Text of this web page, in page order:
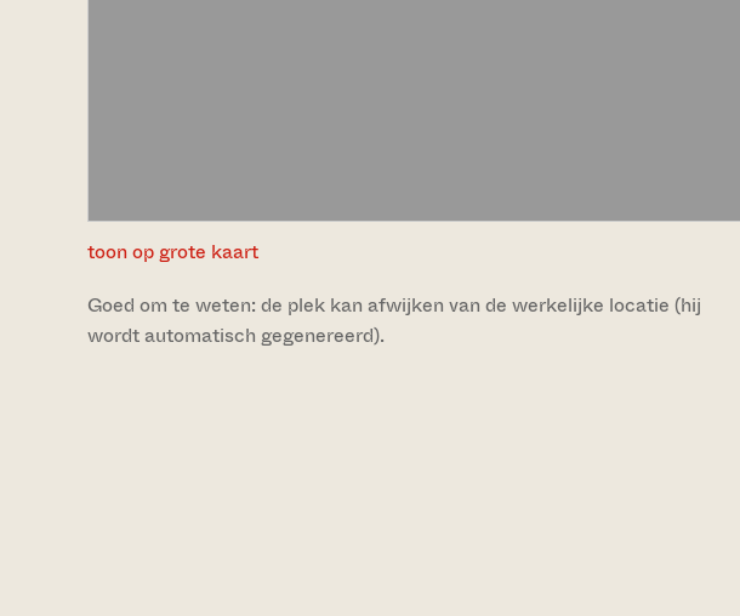
toon op grote kaart
Goed om te weten: de plek kan afwijken van de werkelijke locatie (hij
wordt automatisch gegenereerd).